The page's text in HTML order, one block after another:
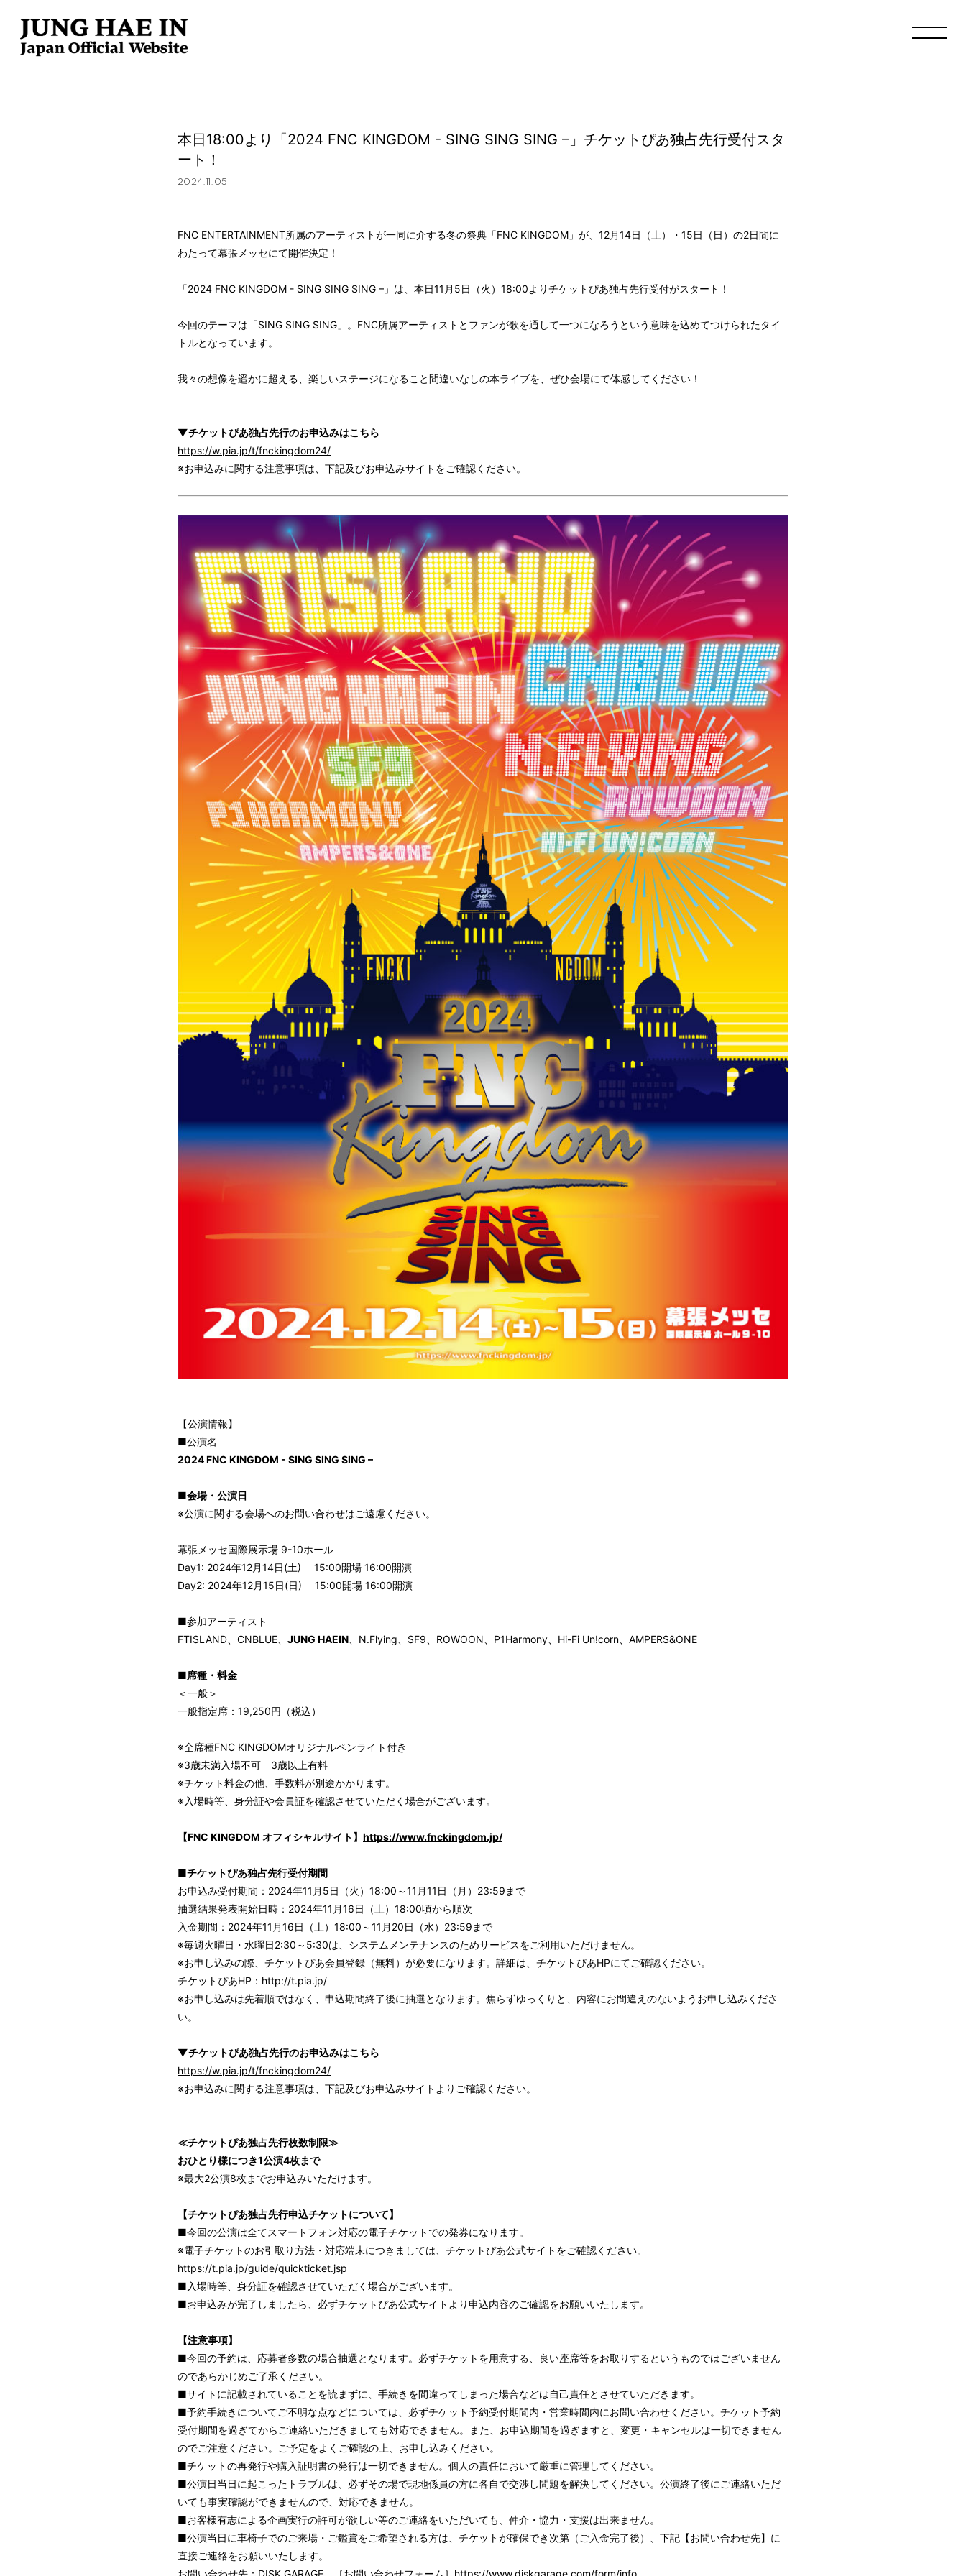
HOME
INFORMATION
PROFILE
BIOGRAPHY
MOVIE
STORE
本日18:00より「2024 FNC KINGDOM - SING SING SING –」チケットぴあ独占先行受付スタ
ート！
2024.11.05
FNC ENTERTAINMENT所属のアーティストが一同に介する冬の祭典「FNC KINGDOM」が、12月14日（土）・15日（日）の2日間に
わたって幕張メッセにて開催決定！
「2024 FNC KINGDOM - SING SING SING –」は、本日11月5日（火）18:00よりチケットぴあ独占先行受付がスタート！
今回のテーマは「SING SING SING」。FNC所属アーティストとファンが歌を通して一つになろうという意味を込めてつけられたタイ
トルとなっています。
我々の想像を遥かに超える、楽しいステージになること間違いなしの本ライブを、ぜひ会場にて体感してください！
▼チケットぴあ独占先行のお申込みはこちら
https://w.pia.jp/t/fnckingdom24/
※お申込みに関する注意事項は、下記及びお申込みサイトをご確認ください。
【公演情報】
■公演名
2024 FNC KINGDOM - SING SING SING –
■会場・公演日
※公演に関する会場へのお問い合わせはご遠慮ください。
幕張メッセ国際展示場 9-10ホール
Day1: 2024年12月14日(土) 15:00開場 16:00開演
Day2: 2024年12月15日(日) 15:00開場 16:00開演
■参加アーティスト
FTISLAND、CNBLUE、 JUNG HAEIN 、N.Flying、SF9、ROWOON、P1Harmony、Hi-Fi Un!corn、AMPERS&ONE
■席種・料金
＜一般＞
一般指定席：19,250円（税込）
※全席種FNC KINGDOMオリジナルペンライト付き
※3歳未満入場不可 3歳以上有料
※チケット料金の他、手数料が別途かかります。
※入場時等、身分証や会員証を確認させていただく場合がございます。
【FNC KINGDOM オフィシャルサイト】 https://www.fnckingdom.jp/
■チケットぴあ独占先行受付期間
お申込み受付期間：2024年11月5日（火）18:00～11月11日（月）23:59まで
抽選結果発表開始日時：2024年11月16日（土）18:00頃から順次
入金期間：2024年11月16日（土）18:00～11月20日（水）23:59まで
※毎週火曜日・水曜日2:30～5:30は、システムメンテナンスのためサービスをご利用いただけません。
※お申し込みの際、チケットぴあ会員登録（無料）が必要になります。詳細は、チケットぴあHPにてご確認ください。
チケットぴあHP：http://t.pia.jp/
※お申し込みは先着順ではなく、申込期間終了後に抽選となります。焦らずゆっくりと、内容にお間違えのないようお申し込みくださ
い。
▼チケットぴあ独占先行のお申込みはこちら
https://w.pia.jp/t/fnckingdom24/
※お申込みに関する注意事項は、下記及びお申込みサイトよりご確認ください。
≪チケットぴあ独占先行枚数制限≫
おひとり様につき1公演4枚まで
※最大2公演8枚までお申込みいただけます。
【チケットぴあ独占先行申込チケットについて】
■今回の公演は全てスマートフォン対応の電子チケットでの発券になります。
※電子チケットのお引取り方法・対応端末につきましては、チケットぴあ公式サイトをご確認ください。
https://t.pia.jp/guide/quickticket.jsp
■入場時等、身分証を確認させていただく場合がございます。
■お申込みが完了しましたら、必ずチケットぴあ公式サイトより申込内容のご確認をお願いいたします。
【注意事項】
■今回の予約は、応募者多数の場合抽選となります。必ずチケットを用意する、良い座席等をお取りするというものではございません
のであらかじめご了承ください。
■サイトに記載されていることを読まずに、手続きを間違ってしまった場合などは自己責任とさせていただきます。
■予約手続きについてご不明な点などについては、必ずチケット予約受付期間内・営業時間内にお問い合わせください。チケット予約
受付期間を過ぎてからご連絡いただきましても対応できません。また、お申込期間を過ぎますと、変更・キャンセルは一切できません
のでご注意ください。ご予定をよくご確認の上、お申し込みください。
■チケットの再発行や購入証明書の発行は一切できません。個人の責任において厳重に管理してください。
■公演日当日に起こったトラブルは、必ずその場で現地係員の方に各自で交渉し問題を解決してください。公演終了後にご連絡いただ
いても事実確認ができませんので、対応できません。
■お客様有志による企画実行の許可が欲しい等のご連絡をいただいても、仲介・協力・支援は出来ません。
■公演当日に車椅子でのご来場・ご鑑賞をご希望される方は、チケットが確保でき次第（ご入金完了後）、下記【お問い合わせ先】に
直接ご連絡をお願いいたします。